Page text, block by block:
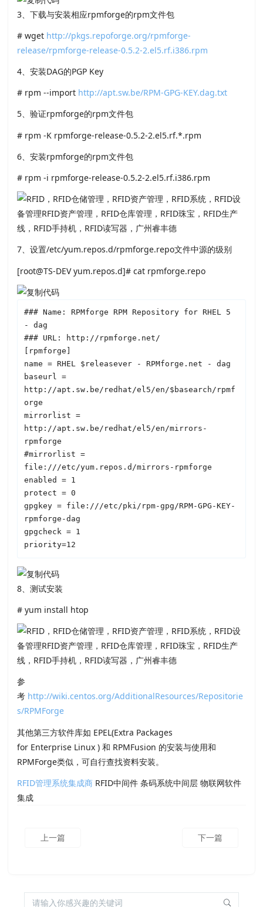
3、下载与安装相应rpmforge的rpm文件包
# wget http://pkgs.repoforge.org/rpmforge-
release/rpmforge-release-0.5.2-2.el5.rf.i386.rpm
4、安装DAG的PGP Key
# rpm --import http://apt.sw.be/RPM-GPG-KEY.dag.txt
5、验证rpmforge的rpm文件包
# rpm -K rpmforge-release-0.5.2-2.el5.rf.*.rpm
6、安装rpmforge的rpm文件包
# rpm -i rpmforge-release-0.5.2-2.el5.rf.i386.rpm
7、设置/etc/yum.repos.d/rpmforge.repo文件中源的级别
[root@TS-DEV yum.repos.d]# cat rpmforge.repo
### Name: RPMforge RPM Repository for RHEL 5
- dag
### URL: http://rpmforge.net/
[rpmforge]
name = RHEL $releasever - RPMforge.net - dag
baseurl =
http://apt.sw.be/redhat/el5/en/$basearch/rpmf
orge
mirrorlist =
http://apt.sw.be/redhat/el5/en/mirrors-
rpmforge
#mirrorlist =
file:///etc/yum.repos.d/mirrors-rpmforge
enabled = 1
protect = 0
gpgkey = file:///etc/pki/rpm-gpg/RPM-GPG-KEY-
rpmforge-dag
gpgcheck = 1
priority=12
8、测试安装
# yum install htop
参
考 http://wiki.centos.org/AdditionalResources/Repositorie
s/RPMForge
其他第三方软件库如 EPEL(Extra Packages
for Enterprise Linux ) 和 RPMFusion 的安装与使用和
RPMForge类似，可自行查找资料安装。
RFID管理系统集成商 RFID中间件 条码系统中间层 物联网软件
集成
上一篇 下一篇